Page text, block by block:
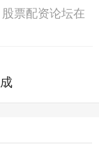
股票配资论坛在